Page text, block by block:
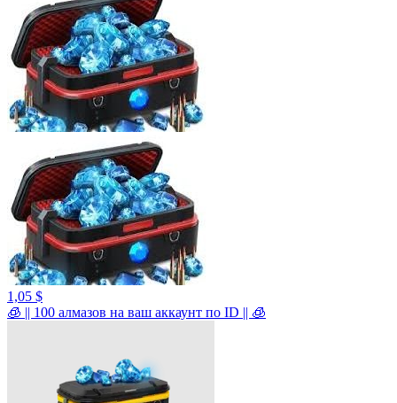
1,05 $
🧊 || 100 алмазов на ваш аккаунт по ID || 🧊